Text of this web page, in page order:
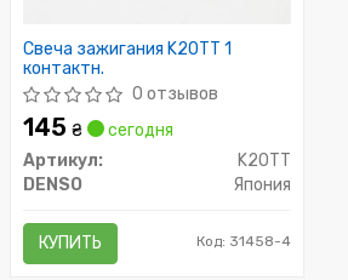
Свеча зажигания K20TT 1
контактн.
0 отзывов
145 ₴
сегодня
Артикул:
K20TT
DENSO
Япония
КУПИТЬ Код: 31458-4